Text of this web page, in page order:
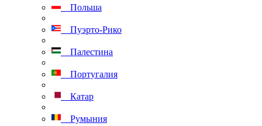
Польша
Пуэрто-Рико
Палестина
Португалия
Катар
Румыния